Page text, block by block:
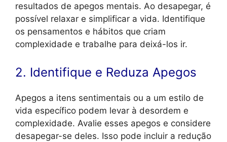
resultados de apegos mentais. Ao desapegar, é
possível relaxar e simplificar a vida. Identifique
os pensamentos e hábitos que criam
complexidade e trabalhe para deixá-los ir.
2. Identifique e Reduza Apegos
Apegos a itens sentimentais ou a um estilo de
vida específico podem levar à desordem e
complexidade. Avalie esses apegos e considere
desapegar-se deles. Isso pode incluir a redução